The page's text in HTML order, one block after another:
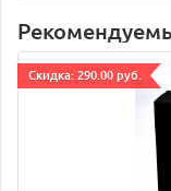
Cкидка: 290.00 руб.